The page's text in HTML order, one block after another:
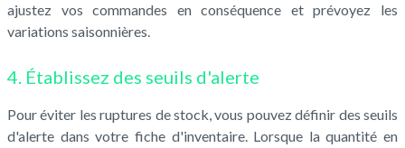
ajustez vos commandes en conséquence et prévoyez les
variations saisonnières.
4. Établissez des seuils d'alerte
Pour éviter les ruptures de stock, vous pouvez définir des seuils
d'alerte dans votre fiche d'inventaire. Lorsque la quantité en